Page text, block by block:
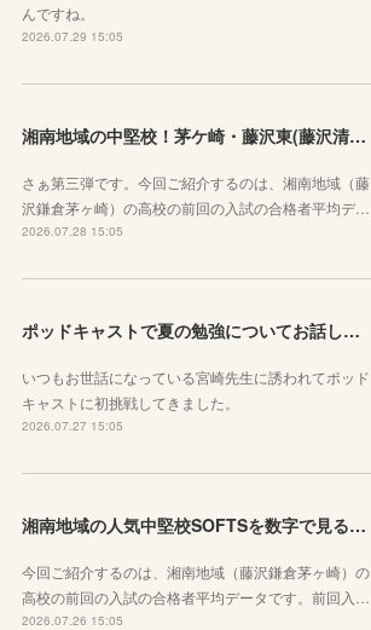
んですね。
2026.07.29 15:05
湘南地域の中堅校！茅ケ崎・藤沢東(藤沢清流)、藤沢総合、茅ヶ崎西浜高校
さぁ第三弾です。今回ご紹介するのは、湘南地域（藤
沢鎌倉茅ヶ崎）の高校の前回の入試の合格者平均デ…
2026.07.28 15:05
ポッドキャストで夏の勉強についてお話ししています！
いつもお世話になっている宮崎先生に誘われてポッド
キャストに初挑戦してきました。
2026.07.27 15:05
湘南地域の人気中堅校SOFTSを数字で見る！七里ガ浜、大船、藤沢西、湘南台、鶴嶺高校編
今回ご紹介するのは、湘南地域（藤沢鎌倉茅ヶ崎）の
高校の前回の入試の合格者平均データです。前回入…
2026.07.26 15:05